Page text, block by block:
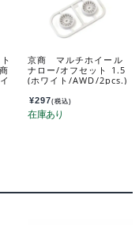
京商 マルチホイール
ナロー/オフセット 1.5
(ホワイト/AWD/2pcs.)
¥297(税込)